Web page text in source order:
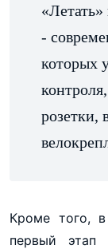
-
которых
розетки,
Кроме того, в
первый этап